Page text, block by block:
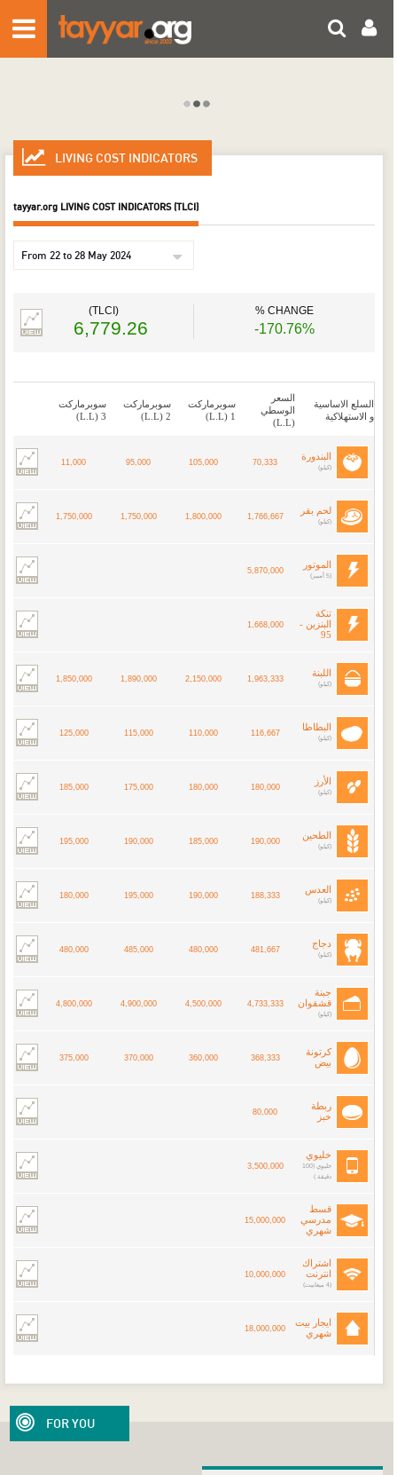
Lebanon
Business
Sports
U WITNESS
Markets
Carnet
Polls
Contact
LIVING COST INDICATORS
tayyar.orgLIVING COST INDICATORS (TLCI)
(TLCI)
6,779.26
% CHANGE
-170.76%
السلع الاساسية
و الاستهلاكية
السعر
الوسطي
(L.L)
سوبرماركت
1 (L.L)
سوبرماركت
2 (L.L)
سوبرماركت
3 (L.L)
البندورة
(كيلو)
70,333
105,000
95,000
11,000
لحم بقر
(كيلو)
1,766,667
1,800,000
1,750,000
1,750,000
الموتور
(5 أمبير)
5,870,000
تنكة
البنزين -
95
1,668,000
اللبنة
(كيلو)
1,963,333
2,150,000
1,890,000
1,850,000
البطاطا
(كيلو)
116,667
110,000
115,000
125,000
الأرز
(كيلو)
180,000
180,000
175,000
185,000
الطحين
(كيلو)
190,000
185,000
190,000
195,000
العدس
(كيلو)
188,333
190,000
195,000
180,000
دجاج
(كيلو)
481,667
480,000
485,000
480,000
جبنة
قشقوان
(كيلو)
4,733,333
4,500,000
4,900,000
4,800,000
كرتونة
بيض
368,333
360,000
370,000
375,000
ربطة
خبز
80,000
خليوي
خليوي (100
دقيقة )
3,500,000
قسط
مدرسي
شهري
15,000,000
اشتراك
انترنت
(4 ميغابيت)
10,000,000
ايجار بيت
شهري
18,000,000
FOR YOU